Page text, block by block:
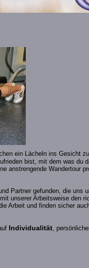
ein Lächeln ins Gesicht
bist, mit dem was du
anstrengende Wandertour
Partner gefunden, die uns
unserer Arbeitsweise den
Arbeit und finden sicher
Individualität,